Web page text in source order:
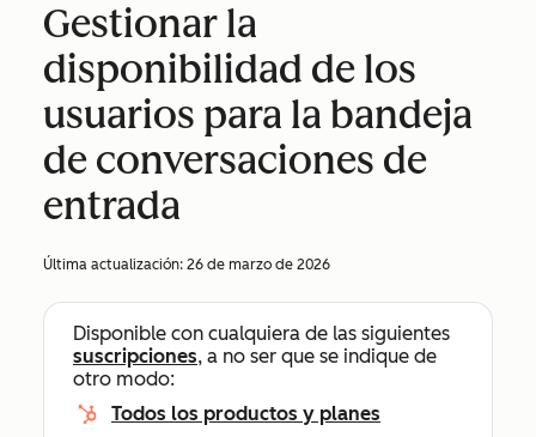
Gestionar la
disponibilidad de los
usuarios para la bandeja
de conversaciones de
entrada
Última actualización: 26 de marzo de 2026
Disponible con cualquiera de las siguientes
suscripciones, a no ser que se indique de
otro modo:
Todos los productos y planes